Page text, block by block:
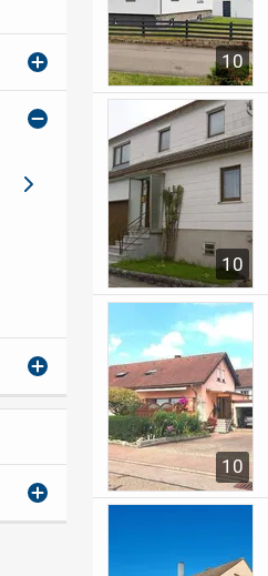
10
10
10
Abschicken